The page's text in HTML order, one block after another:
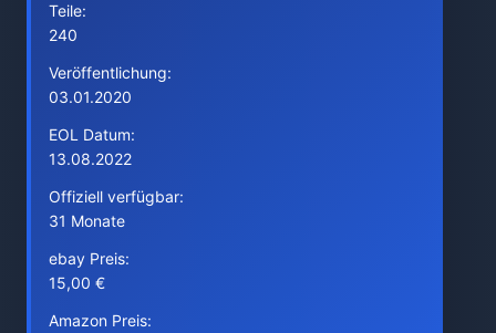
Teile:
240
Veröffentlichung:
03.01.2020
EOL Datum:
13.08.2022
Offiziell verfügbar:
31 Monate
ebay Preis:
15,00 €
Amazon Preis: